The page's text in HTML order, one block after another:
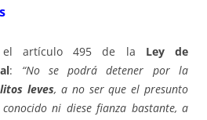
el artículo 495 de la Ley de
: “No se podrá detener por la
leves, a no ser que el presunto
ni diese fianza bastante, a